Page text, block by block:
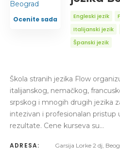
Ocenite sada Engleski jezik
Italijanski jezik
Španski jezik
Škola stranih jezika Flow
italijanskog, nemačkog,
srpskog i mnogih drugih jezika
intezivan i profesionalan pristup
rezultate. Cene kurseva su…
ADRESA: Garsija Lorke 2 dj,